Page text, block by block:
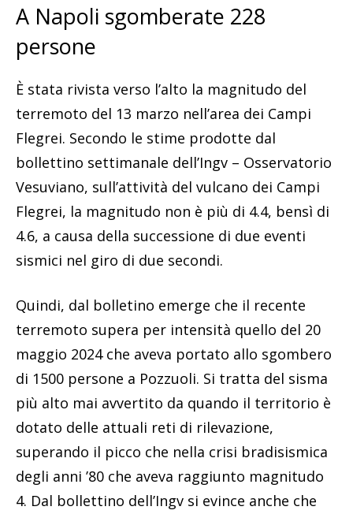
A Napoli sgomberate 228
persone
È stata rivista verso l’alto la magnitudo del
terremoto del 13 marzo nell’area dei Campi
Flegrei. Secondo le stime prodotte dal
bollettino settimanale dell’Ingv – Osservatorio
Vesuviano, sull’attività del vulcano dei Campi
Flegrei, la magnitudo non è più di 4.4, bensì di
4.6, a causa della successione di due eventi
sismici nel giro di due secondi.
Quindi, dal bolletino emerge che il recente
terremoto supera per intensità quello del 20
maggio 2024 che aveva portato allo sgombero
di 1500 persone a Pozzuoli. Si tratta del sisma
più alto mai avvertito da quando il territorio è
dotato delle attuali reti di rilevazione,
superando il picco che nella crisi bradisismica
degli anni ’80 che aveva raggiunto magnitudo
4. Dal bollettino dell’Ingv si evince anche che